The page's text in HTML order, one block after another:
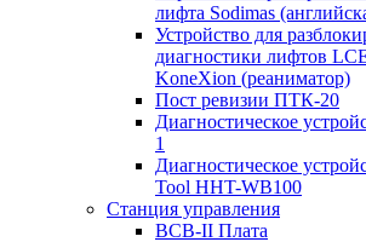
лифта Sodimas
Устройство для
диагностики лифтов
KoneXion (реаниматор)
Пост ревизии ПТК-20
Диагностическое
1
Диагностическое
Tool HHT-WB100
Станция управления
BCB-II Плата